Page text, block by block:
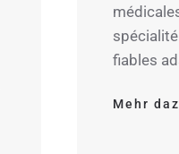
fiables
Mehr